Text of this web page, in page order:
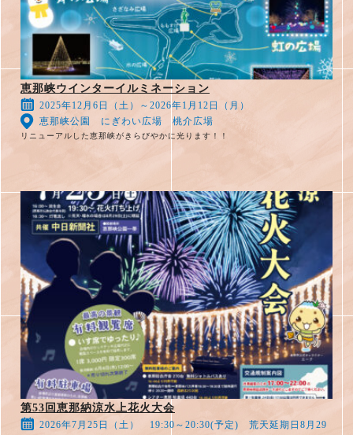
恵那峡ウインターイルミネーション
2025年12月6日（土）～2026年1月12日（月）
恵那峡公園 にぎわい広場 桃介広場
リニューアルした恵那峡がきらびやかに光ります！！
第53回恵那納涼水上花火大会
2026年7月25日（土） 19:30～20:30(予定) 荒天延期日8月29